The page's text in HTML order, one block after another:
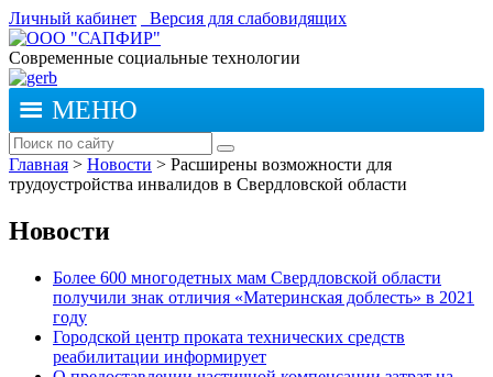
Личный кабинет Версия для слабовидящих
Современные социальные технологии
МЕНЮ
Главная > Новости > Расширены возможности для
трудоустройства инвалидов в Свердловской области
Новости
Более 600 многодетных мам Свердловской области
получили знак отличия «Материнская доблесть» в 2021
году
Городской центр проката технических средств
реабилитации информирует